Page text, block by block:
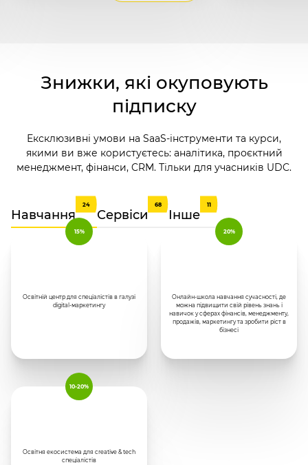
Знижки, які окуповують
підписку
Ексклюзивні умови на SaaS-інструменти та курси,
якими ви вже користуєтесь: аналітика, проєктний
менеджмент, фінанси, CRM. Тільки для учасників UDC.
Навчання
24
Сервіси
68
Інше
11
15%
Освітній центр для спеціалістів в галузі
digital-маркетингу
20%
Онлайн-школа навчання сучасності, де
можна підвищити свій рівень знань і
навичок у сферах фінансів, менеджменту,
продажів, маркетингу та зробити ріст в
бізнесі
10-20%
Освітня екосистема для creative & tech
спеціалістів